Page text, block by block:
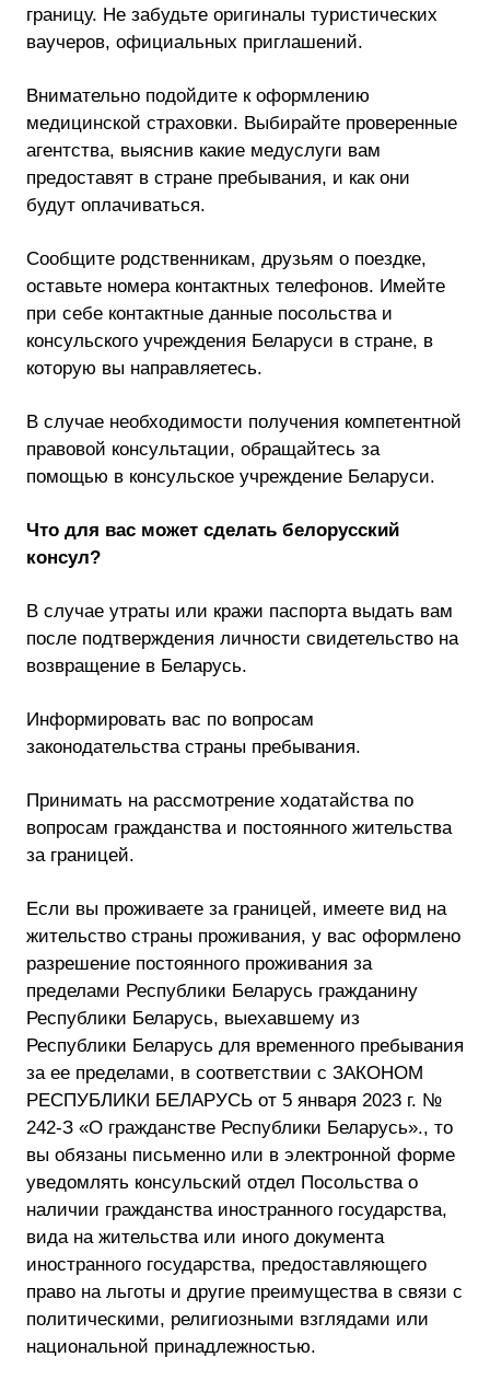
границу. Не забудьте оригиналы туристических
ваучеров, официальных приглашений.
Внимательно подойдите к оформлению
медицинской страховки. Выбирайте проверенные
агентства, выяснив какие медуслуги вам
предоставят в стране пребывания, и как они
будут оплачиваться.
Сообщите родственникам, друзьям о поездке,
оставьте номера контактных телефонов. Имейте
при себе контактные данные посольства и
консульского учреждения Беларуси в стране, в
которую вы направляетесь.
В случае необходимости получения компетентной
правовой консультации, обращайтесь за
помощью в консульское учреждение Беларуси.
Что для вас может сделать белорусский
консул?
В случае утраты или кражи паспорта выдать вам
после подтверждения личности свидетельство на
возвращение в Беларусь.
Информировать вас по вопросам
законодательства страны пребывания.
Принимать на рассмотрение ходатайства по
вопросам гражданства и постоянного жительства
за границей.
Если вы проживаете за границей, имеете вид на
жительство страны проживания, у вас оформлено
разрешение постоянного проживания за
пределами Республики Беларусь гражданину
Республики Беларусь, выехавшему из
Республики Беларусь для временного пребывания
за ее пределами, в соответствии с ЗАКОНОМ
РЕСПУБЛИКИ БЕЛАРУСЬ от 5 января 2023 г. №
242-З «О гражданстве Республики Беларусь»., то
вы обязаны письменно или в электронной форме
уведомлять консульский отдел Посольства о
наличии гражданства иностранного государства,
вида на жительства или иного документа
иностранного государства, предоставляющего
право на льготы и другие преимущества в связи с
политическими, религиозными взглядами или
национальной принадлежностью.